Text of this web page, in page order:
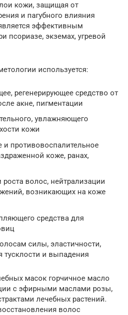
кожи, защищая от
и пагубного влияния
эффективным
псориазе, экземах, угревой
используется:
регенерирующее средство от
акне, пигментации
увлажняющего
кожи
и противовоспалительное
коже, ранах,
волос, нейтрализации
возникающих на коже
средства для
силы, эластичности,
тусклости и выпадения
масок горчичное масло
с эфирными маслами розы,
лечебных растений.
волос